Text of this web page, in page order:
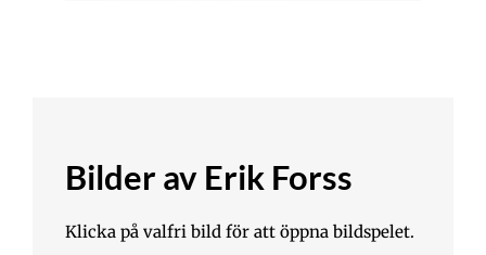
Bilder av Erik Forss
Klicka på valfri bild för att öppna bildspelet.